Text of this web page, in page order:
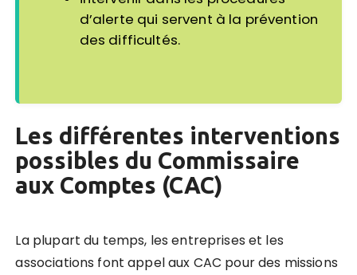
d’alerte qui servent à la prévention
des difficultés.
Les différentes interventions
possibles du Commissaire
aux Comptes (CAC)
La plupart du temps, les entreprises et les
associations font appel aux CAC pour des missions